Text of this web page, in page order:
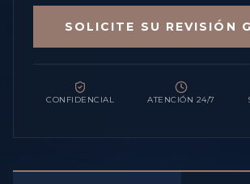
SOLICITE SU REVISIÓN
CONFIDENCIAL ATENCIÓN 24/7